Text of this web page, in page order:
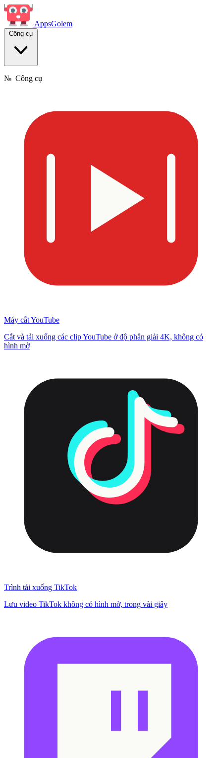
AppsGolem
Công cụ
№ Công cụ
Máy cắt YouTube
Cắt và tải xuống các clip YouTube ở độ phân giải 4K, không có
hình mờ
Trình tải xuống TikTok
Lưu video TikTok không có hình mờ, trong vài giây